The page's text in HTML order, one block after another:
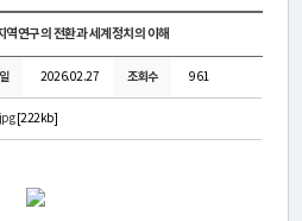
연구의 전환과 세계정치의 이해
2026.02.27 조회수 961
[222kb]